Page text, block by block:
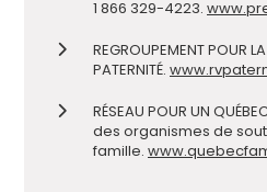
1 866 329-4223.
REGROUPEMENT POUR
PATERNITÉ.
RÉSEAU POUR UN
des organismes de
famille.